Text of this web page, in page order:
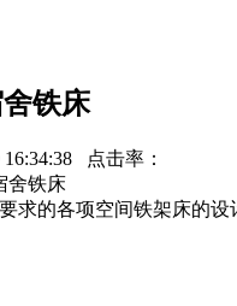
铁床
16:34:38 点击率：
求的各项空间铁架床的